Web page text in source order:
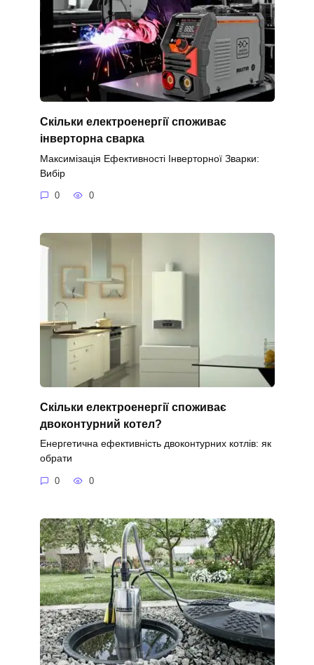
Скільки електроенергії споживає
інверторна сварка
Максимізація Ефективності Інверторної Зварки:
Вибір
0 0
Скільки електроенергії споживає
двоконтурний котел?
Енергетична ефективність двоконтурних котлів: як
обрати
0 0